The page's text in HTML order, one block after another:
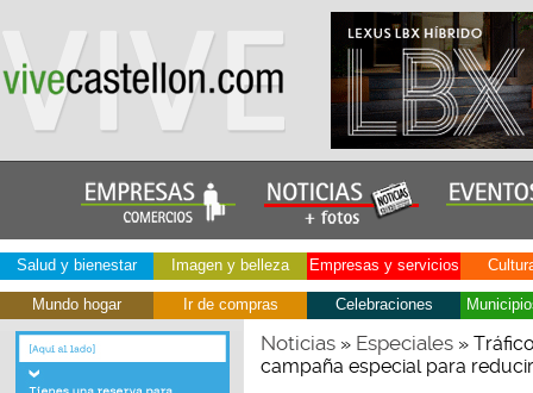
Salud y bienestar Imagen y belleza Empresas y servicios
Mundo hogar Ir de compras Celebraciones
Noticias» Especiales»
campaña especial para